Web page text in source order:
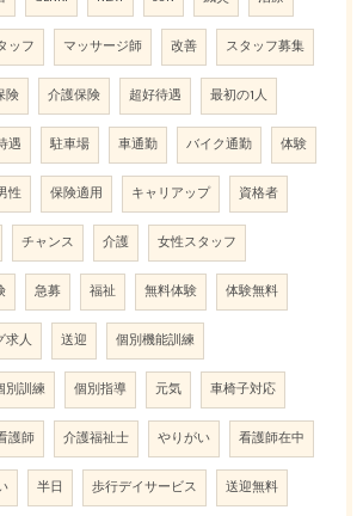
ッフ マッサージ師 改善 スタッフ募集
険 介護保険 超好待遇 最初の1人
遇 駐車場 車通勤 バイク通勤 体験
性 保険適用 キャリアップ 資格者
チャンス 介護 女性スタッフ
急募 福祉 無料体験 体験無料
求人 送迎 個別機能訓練
別訓練 個別指導 元気 車椅子対応
護師 介護福祉士 やりがい 看護師在中
半日 歩行デイサービス 送迎無料